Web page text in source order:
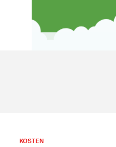
KOSTEN